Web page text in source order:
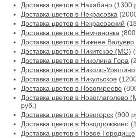
Доставка цветов в Нахабино (1300
Доставка цветов в Некрасовка
Доставка цветов в Некрасовский
Доставка цветов в Немчиновка
Доставка цветов в Нижнее Валуево
Доставка цветов в Никитское (МО)
Доставка цветов в Николина Гора
Доставка цветов в Николо-Урюпино
Доставка цветов в Никульское
Доставка цветов в Новогиреево
Доставка цветов в Новоглаголево
руб.)
Доставка цветов в Новогорск (900
Доставка цветов в Новодрожжино
Доставка цветов в Новое Городище